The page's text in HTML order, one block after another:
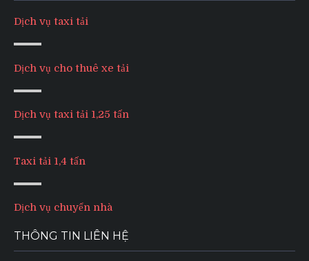
Dịch vụ taxi tải
Dịch vụ cho thuê xe tải
Dịch vụ taxi tải 1,25 tấn
Taxi tải 1,4 tấn
Dịch vụ chuyển nhà
THÔNG TIN LIÊN HỆ